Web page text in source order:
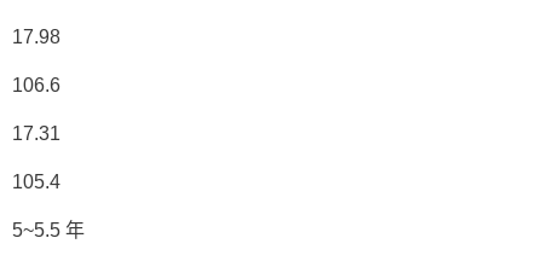
17.98
106.6
17.31
105.4
5~5.5 年